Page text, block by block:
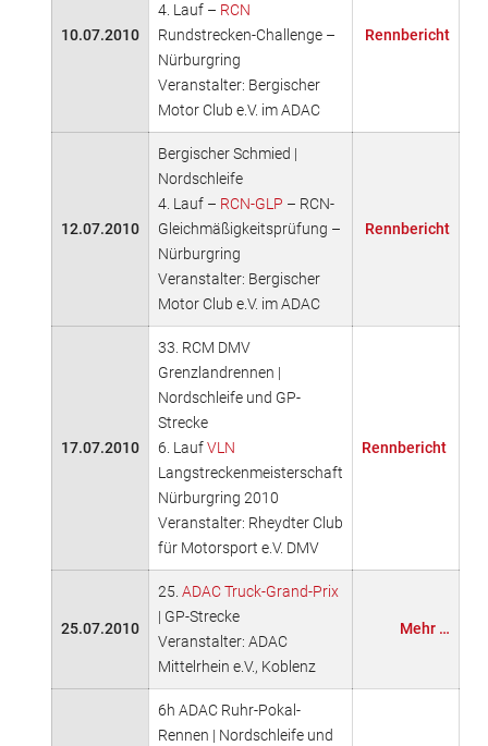
10.07.2010
4. Lauf – RCN
Rundstrecken-Challenge –
Nürburgring
Veranstalter: Bergischer
Motor Club e.V. im ADAC
Rennbericht
12.07.2010
Bergischer Schmied |
Nordschleife
4. Lauf – RCN-GLP – RCN-
Gleichmäßigkeitsprüfung –
Nürburgring
Veranstalter: Bergischer
Motor Club e.V. im ADAC
Rennbericht
17.07.2010
33. RCM DMV
Grenzlandrennen |
Nordschleife und GP-
Strecke
6. LaufVLN
Langstreckenmeisterschaft
Nürburgring 2010
Veranstalter: Rheydter Club
für Motorsport e.V. DMV
Rennbericht
25.07.2010
25. ADAC Truck-Grand-Prix
| GP-Strecke
Veranstalter: ADAC
Mittelrhein e.V., Koblenz
Mehr …
6h ADAC Ruhr-Pokal-
Rennen | Nordschleife und